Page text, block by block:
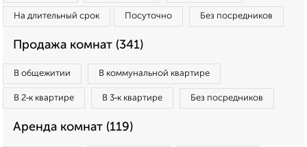
На длительный срок Посуточно Без посредников
Продажа комнат (341)
В общежитии В коммунальной квартире
В 2‑к квартире В 3‑к квартире Без посредников
Аренда комнат (119)